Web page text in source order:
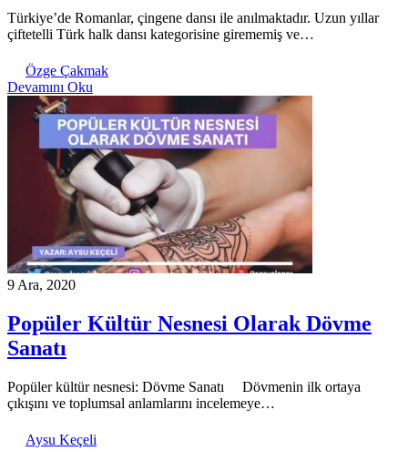
Türkiye’de Romanlar, çingene dansı ile anılmaktadır. Uzun yıllar
çiftetelli Türk halk dansı kategorisine girememiş ve…
Özge Çakmak
Devamını Oku
9 Ara, 2020
Popüler Kültür Nesnesi Olarak Dövme
Sanatı
Popüler kültür nesnesi: Dövme Sanatı Dövmenin ilk ortaya
çıkışını ve toplumsal anlamlarını incelemeye…
Aysu Keçeli